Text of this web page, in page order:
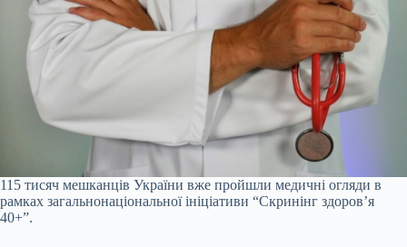
115 тисяч мешканців України вже пройшли медичні огляди в
рамках загальнонаціональної ініціативи “Скринінг здоров’я
40+”.